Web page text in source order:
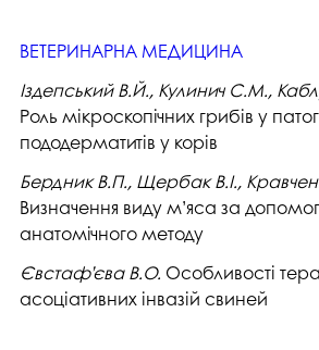
ВЕТЕРИНАРНА МЕДИЦИНА
Іздепський В.Й., Кулинич С.М.,
Роль мікроскопічних грибів у
пододерматитів у корів
Бердник В.П., Щербак В.І.,
Визначення виду м’яса за
анатомічного методу
Євстаф’єва В.О. Особливості
асоціативних інвазій свиней